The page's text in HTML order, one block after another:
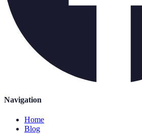
Navigation
Home
Blog